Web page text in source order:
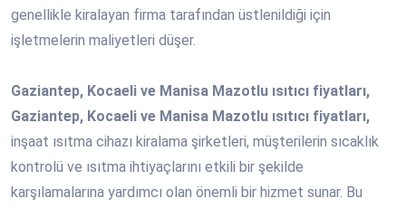
genellikle kiralayan firma tarafından üstlenildiği için
işletmelerin maliyetleri düşer.
Gaziantep, Kocaeli ve Manisa Mazotlu ısıtıcı fiyatları,
Gaziantep, Kocaeli ve Manisa Mazotlu ısıtıcı fiyatları,
inşaat ısıtma cihazı kiralama şirketleri, müşterilerin sıcaklık
kontrolü ve ısıtma ihtiyaçlarını etkili bir şekilde
karşılamalarına yardımcı olan önemli bir hizmet sunar. Bu